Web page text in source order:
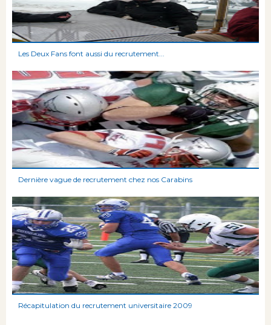
Les Deux Fans font aussi du recrutement...
Dernière vague de recrutement chez nos Carabins
Récapitulation du recrutement universitaire 2009